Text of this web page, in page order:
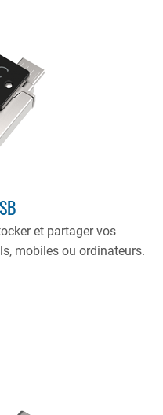
et partager vos
mobiles ou ordinateurs.